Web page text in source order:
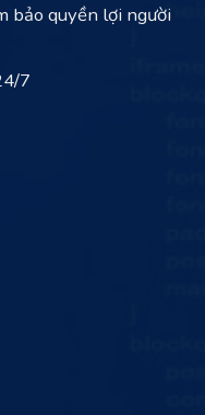
bảo quyền lợi người
7